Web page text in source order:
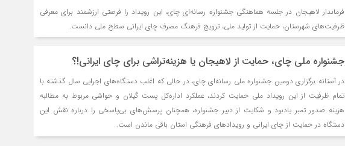
فرماندار لاهیجان در جلسه هماهنگی جشنواره رسانه‌ای چای، این رویداد را فرصتی ارزشمند برای معرفی
ظرفیت‌های شهرستان، حمایت از تولید ملی، ترویج فرهنگ مصرف چای ایرانی سطح ملی دانست.
جشنواره ملی چای، حمایت از لاهیجان یا هزینه‌تراشی برای چای ایرانی!؟
در آستانه برگزاری دومین جشنواره ملی رسانه‌ای چای، در حالی که اغلب دستگاه‌های اجرایی سال گذشته با
تمام ظرفیت از این رویداد ملی حمایت کردند، عملکرد اداره‌کل پست گیلان و حواشی مربوط به مطالبه
هزینه صدور تمبر یادبود و شکایت از دبیر جشنواره، همچنان پرسش‌های بی‌پاسخی را درباره نقش این
دستگاه در حمایت از چای ایرانی و رویدادهای فرهنگی استان باقی ماندن است.